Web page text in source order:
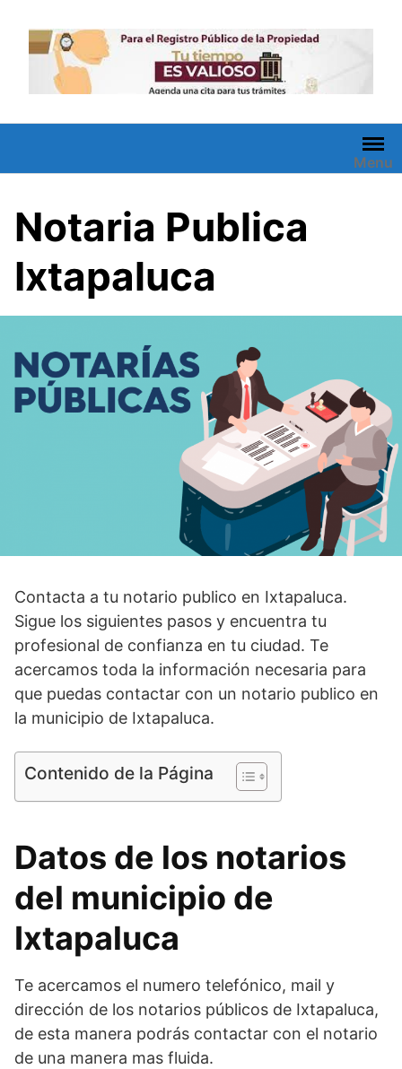
contenido
Menu
Notaria Publica
Ixtapaluca
Contacta a tu notario publico en Ixtapaluca.
Sigue los siguientes pasos y encuentra tu
profesional de confianza en tu ciudad. Te
acercamos toda la información necesaria para
que puedas contactar con un notario publico en
la municipio de Ixtapaluca.
Contenido de la Página
Datos de los notarios
del municipio de
Ixtapaluca
Te acercamos el numero telefónico, mail y
dirección de los notarios públicos de Ixtapaluca,
de esta manera podrás contactar con el notario
de una manera mas fluida.